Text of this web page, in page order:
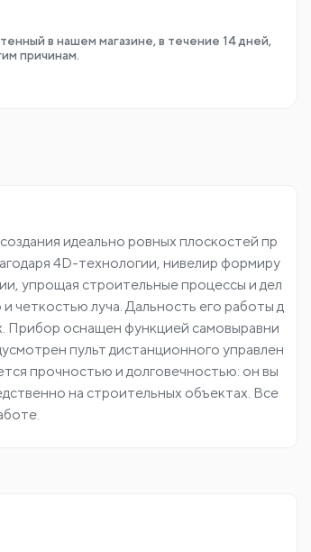
в нашем магазине, в течение 14 дней,
причинам.
идеально ровных плоскостей пр
4D-технологии, нивелир формиру
упрощая строительные процессы и дел
четкостью луча. Дальность его работы д
Прибор оснащен функцией самовыравни
пульт дистанционного управлен
прочностью и долговечностью: он вы
на строительных объектах. Все